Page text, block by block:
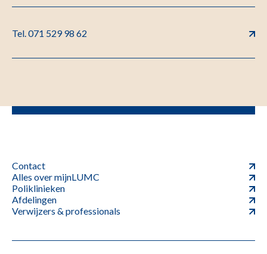
Tel. 071 529 98 62
Contact
Alles over mijnLUMC
Poliklinieken
Afdelingen
Verwijzers & professionals